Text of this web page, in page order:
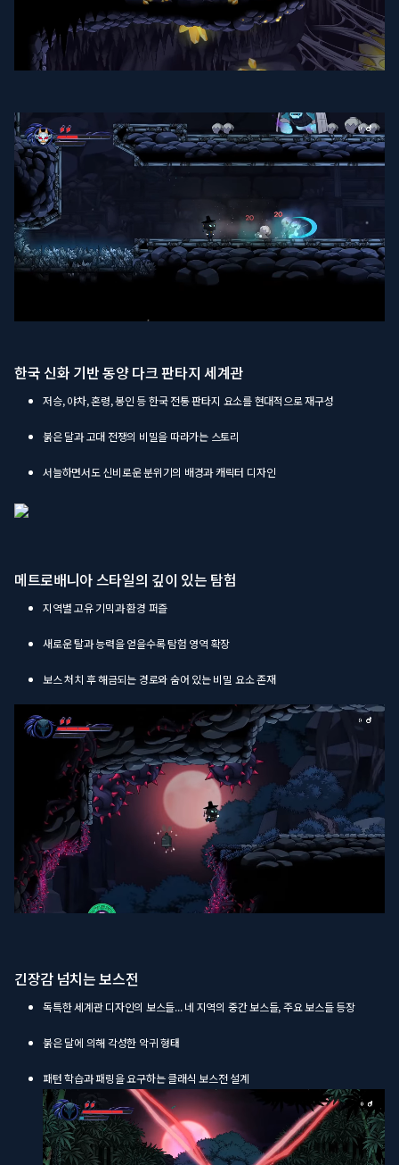
한국 신화 기반 동양 다크 판타지 세계관
저승, 야차, 혼령, 봉인 등 한국 전통 판타지 요소를 현대적으로 재구성
붉은 달과 고대 전쟁의 비밀을 따라가는 스토리
서늘하면서도 신비로운 분위기의 배경과 캐릭터 디자인
메트로배니아 스타일의 깊이 있는 탐험
지역별 고유 기믹과 환경 퍼즐
새로운 탈과 능력을 얻을수록 탐험 영역 확장
보스 처치 후 해금되는 경로와 숨어 있는 비밀 요소 존재
긴장감 넘치는 보스전
독특한 세계관 디자인의 보스들... 네 지역의 중간 보스들, 주요 보스들 등장
붉은 달에 의해 각성한 악귀 형태
패턴 학습과 패링을 요구하는 클래식 보스전 설계